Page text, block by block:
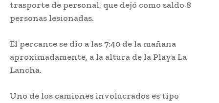
trasporte de personal, que dejó como saldo 8
personas lesionadas.
El percance se dio a las 7:40 de la mañana
aproximadamente, a la altura de la Playa La
Lancha.
Uno de los camiones involucrados es tipo